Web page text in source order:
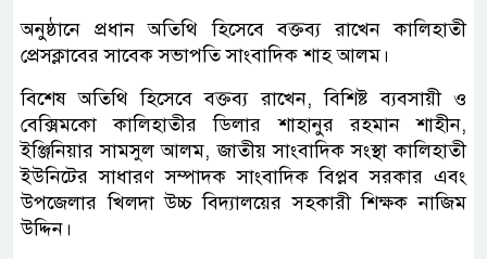
অনুষ্ঠানে প্রধান অতিথি হিসেবে বক্তব্য রাখেন কালিহাতী
প্রেসক্লাবের সাবেক সভাপতি সাংবাদিক শাহ আলম।
বিশেষ অতিথি হিসেবে বক্তব্য রাখেন, বিশিষ্ট ব্যবসায়ী ও
বেক্সিমকো কালিহাতীর ডিলার শাহানুর রহমান শাহীন,
ইঞ্জিনিয়ার সামসুল আলম, জাতীয় সাংবাদিক সংস্থা কালিহাতী
ইউনিটের সাধারণ সম্পাদক সাংবাদিক বিপ্লব সরকার এবং
উপজেলার খিলদা উচ্চ বিদ্যালয়ের সহকারী শিক্ষক নাজিম
উদ্দিন।